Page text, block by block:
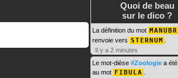
Quoi de beau
sur le dico ?
La définition du mot
renvoie vers STERNUM
Il y a 2 minutes
Le mot-dièse #Zoologie a
au mot FIBULA